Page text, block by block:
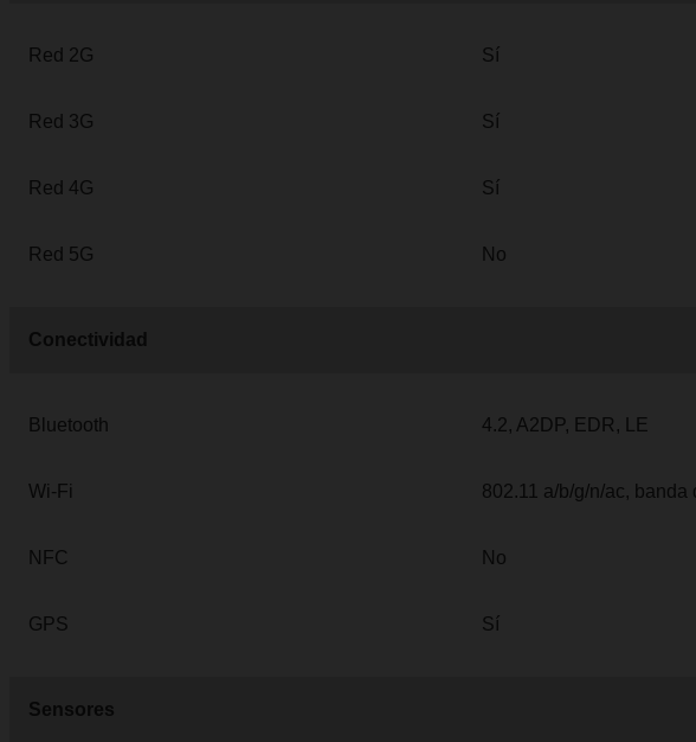
Red 2G Sí
Red 3G Sí
Red 4G Sí
Red 5G No
Conectividad
Bluetooth 4.2, A2DP, EDR, LE
Wi-Fi 802.11 a/b/g/n/ac, banda
NFC No
GPS Sí
Sensores